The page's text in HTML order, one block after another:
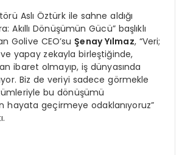
Aslı Öztürk ile sahne aldığı
Akıllı Dönüşümün Gücü” başlıklı
Golive CEO’suŞenay Yılmaz, “Veri;
ve yapay zekayla birleştiğinde,
ibaret olmayıp, iş dünyasında
Biz de veriyi sadece görmekle
bu dönüşümü
hayata geçirmeye odaklanıyoruz”